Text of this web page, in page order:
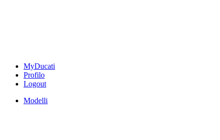
MyDucati
Profilo
Logout
Modelli